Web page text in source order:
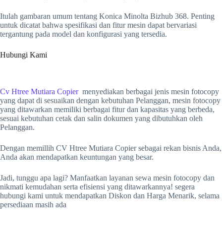
Itulah gambaran umum tentang Konica Minolta Bizhub 368. Penting
untuk dicatat bahwa spesifikasi dan fitur mesin dapat bervariasi
tergantung pada model dan konfigurasi yang tersedia.
Hubungi Kami
Cv Htree Mutiara Copiermenyediakan berbagai jenis mesin fotocopy
yang dapat di sesuaikan dengan kebutuhan Pelanggan, mesin fotocopy
yang ditawarkan memiliki berbagai fitur dan kapasitas yang berbeda,
sesuai kebutuhan cetak dan salin dokumen yang dibutuhkan oleh
Pelanggan.
Dengan memillih CV Htree Mutiara Copier sebagai rekan bisnis Anda,
Anda akan mendapatkan keuntungan yang besar.
Jadi, tunggu apa lagi? Manfaatkan layanan sewa mesin fotocopy dan
nikmati kemudahan serta efisiensi yang ditawarkannya! segera
hubungi kami untuk mendapatkan Diskon dan Harga Menarik, selama
persediaan masih ada